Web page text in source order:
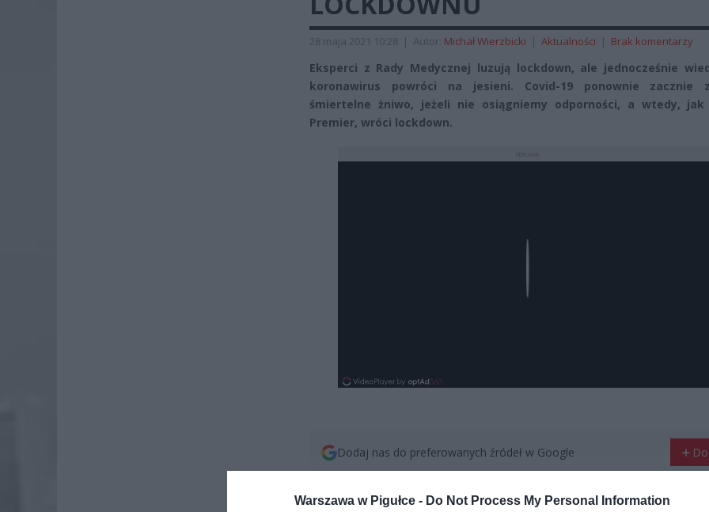
Warszawa w Pigułce - Do Not Process My Personal Information
28 maja 2021 10:28 | Autor: Michał Wierzbicki | Aktualności | Brak komentarzy
Eksperci z Rady Medycznej luzują lockdown, ale jednocześnie
koronawirus powróci na jesieni. Covid-19 ponownie zacznie
śmiertelne żniwo, jeżeli nie osiągniemy odporności, a wtedy, jak
Premier, wróci lockdown.
Dodaj nas do preferowanych źródeł w Google